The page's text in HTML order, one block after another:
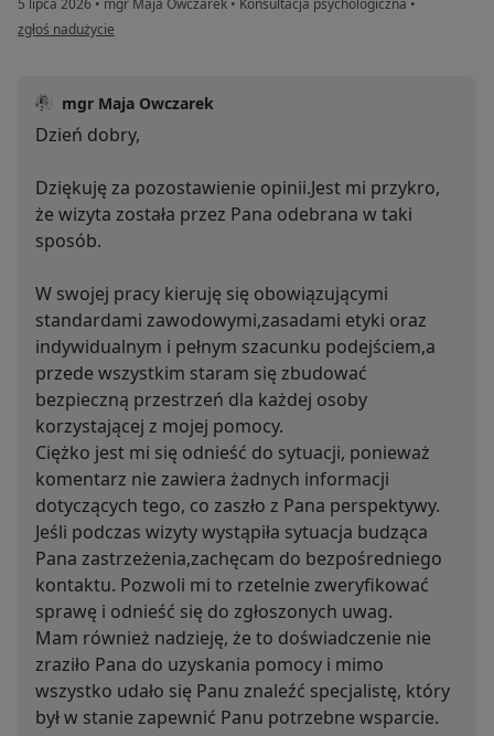
5 lipca 2026 • mgr Maja Owczarek • Konsultacja psychologiczna •
w opinii użytkownika Patryk
zgłoś nadużycie
mgr Maja Owczarek
Dzień dobry,
Dziękuję za pozostawienie opinii.Jest mi przykro,
że wizyta została przez Pana odebrana w taki
sposób.
W swojej pracy kieruję się obowiązującymi
standardami zawodowymi,zasadami etyki oraz
indywidualnym i pełnym szacunku podejściem,a
przede wszystkim staram się zbudować
bezpieczną przestrzeń dla każdej osoby
korzystającej z mojej pomocy.
Ciężko jest mi się odnieść do sytuacji, ponieważ
komentarz nie zawiera żadnych informacji
dotyczących tego, co zaszło z Pana perspektywy.
Jeśli podczas wizyty wystąpiła sytuacja budząca
Pana zastrzeżenia,zachęcam do bezpośredniego
kontaktu. Pozwoli mi to rzetelnie zweryfikować
sprawę i odnieść się do zgłoszonych uwag.
Mam również nadzieję, że to doświadczenie nie
zraziło Pana do uzyskania pomocy i mimo
wszystko udało się Panu znaleźć specjalistę, który
był w stanie zapewnić Panu potrzebne wsparcie.